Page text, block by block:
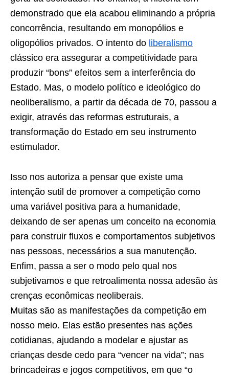
demonstrado que ela acabou eliminando a própria
concorrência, resultando em monopólios e
oligopólios privados. O intento do liberalismo
clássico era assegurar a competitividade para
produzir “bons” efeitos sem a interferência do
Estado. Mas, o modelo político e ideológico do
neoliberalismo, a partir da década de 70, passou a
exigir, através das reformas estruturais, a
transformação do Estado em seu instrumento
estimulador.
Isso nos autoriza a pensar que existe uma
intenção sutil de promover a competição como
uma variável positiva para a humanidade,
deixando de ser apenas um conceito na economia
para construir fluxos e comportamentos subjetivos
nas pessoas, necessários a sua manutenção.
Enfim, passa a ser o modo pelo qual nos
subjetivamos e que retroalimenta nossa adesão às
crenças econômicas neoliberais.
Muitas são as manifestações da competição em
nosso meio. Elas estão presentes nas ações
cotidianas, ajudando a modelar e ajustar as
crianças desde cedo para “vencer na vida”; nas
brincadeiras e jogos competitivos, em que “o